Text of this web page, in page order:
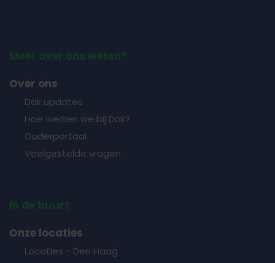
Meer over ons weten?
Over ons
Dak updates
Hoe werken we bij Dak?
Ouderportaal
Veelgestelde vragen
In de buurt
Onze locaties
Locaties - Den Haag